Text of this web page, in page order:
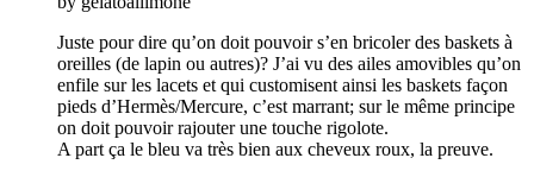
Juste pour dire qu’on doit pouvoir s’en bricoler des baskets à
oreilles (de lapin ou autres)? J’ai vu des ailes amovibles qu’on
enfile sur les lacets et qui customisent ainsi les baskets façon
pieds d’Hermès/Mercure, c’est marrant; sur le même principe
on doit pouvoir rajouter une touche rigolote.
A part ça le bleu va très bien aux cheveux roux, la preuve.